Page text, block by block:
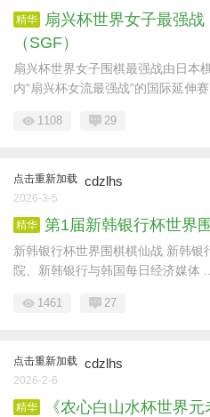
精华
扇兴杯世界女子最强
（SGF）
扇兴杯世界女子围棋最强战由日本
内“扇兴杯女流最强战”的国际延伸赛
1108 29
点击重新加载 cdzlhs
2026-3-5
精华 第1届新韩银行杯世界
新韩银行杯世界围棋棋仙战 新韩
院、新韩银行与韩国每日经济媒体 ...
1461 27
点击重新加载 cdzlhs
2026-2-6
精华
《农心白山水杯世界